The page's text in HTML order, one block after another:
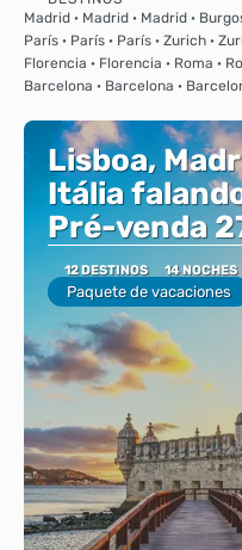
Madrid · Madrid · Madrid ·
París · París · París · Zurich ·
Florencia · Florencia · Roma ·
Barcelona · Barcelona ·
Lisboa,
Itália
Pré-venda
12 DESTINOS 14 NOCHES
Paquete de vacaciones